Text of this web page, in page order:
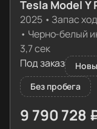
Tesla Model Y
2025• Запас
• Черно-белый
3,7 сек
Под заказ
Без пробега
9 790 728
≈ 99 115€